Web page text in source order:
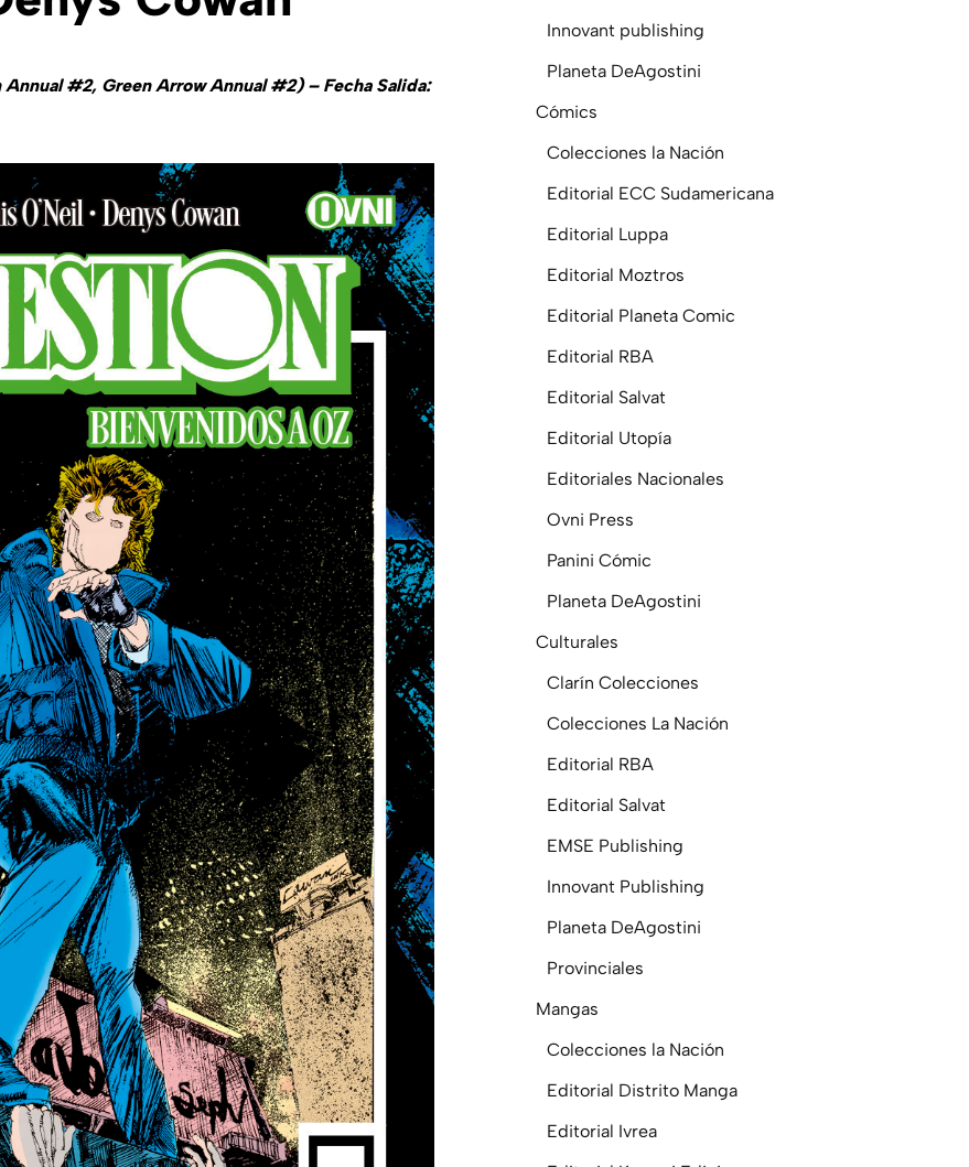
#2, Green Arrow Annual #2) – Fecha Salida:
Innovant publishing
Planeta DeAgostini
Cómics
Colecciones la Nación
Editorial ECC Sudamericana
Editorial Luppa
Editorial Moztros
Editorial Planeta Comic
Editorial RBA
Editorial Salvat
Editorial Utopía
Editoriales Nacionales
Ovni Press
Panini Cómic
Planeta DeAgostini
Culturales
Clarín Colecciones
Colecciones La Nación
Editorial RBA
Editorial Salvat
EMSE Publishing
Innovant Publishing
Planeta DeAgostini
Provinciales
Mangas
Colecciones la Nación
Editorial Distrito Manga
Editorial Ivrea